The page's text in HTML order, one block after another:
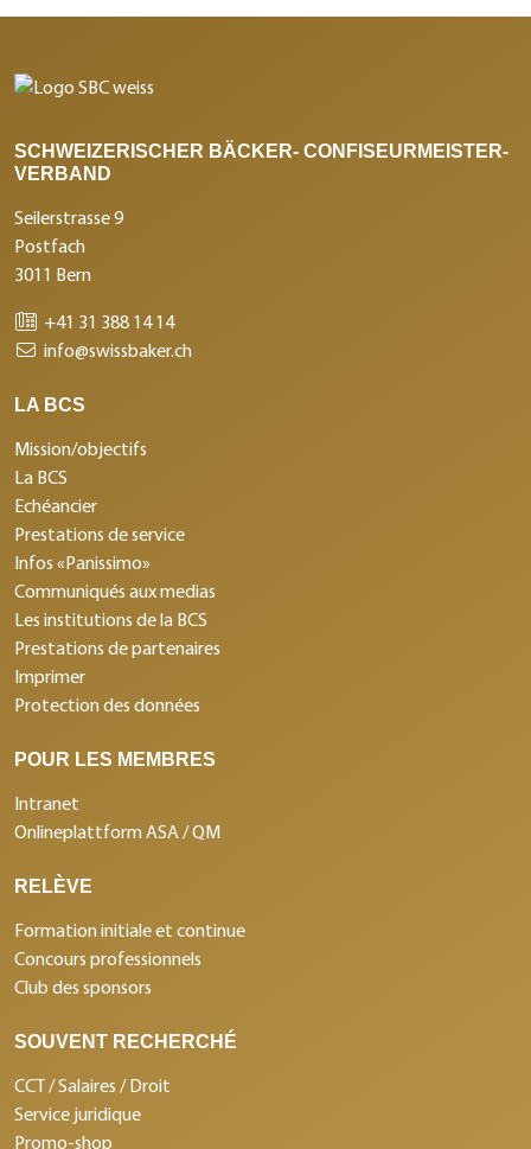
SCHWEIZERISCHER BÄCKER- CONFISEURMEISTER-
VERBAND
Seilerstrasse 9
Postfach
3011 Bern
+41 31 388 14 14
info@swissbaker.ch
LA BCS
Mission/objectifs
La BCS
Echéancier
Prestations de service
Infos «Panissimo»
Communiqués aux medias
Les institutions de la BCS
Prestations de partenaires
Imprimer
Protection des données
POUR LES MEMBRES
Intranet
Onlineplattform ASA / QM
RELÈVE
Formation initiale et continue
Concours professionnels
Club des sponsors
SOUVENT RECHERCHÉ
CCT / Salaires / Droit
Service juridique
Promo-shop